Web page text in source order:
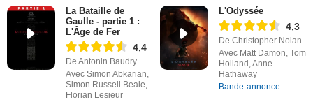
La Bataille de
Gaulle - partie 1 :
L'Âge de Fer
4,4
De Antonin Baudry
Avec Simon Abkarian,
Simon Russell Beale,
Florian Lesieur
L'Odyssée
4,3
De Christopher Nolan
Avec Matt Damon, Tom
Holland, Anne
Hathaway
Bande-annonce